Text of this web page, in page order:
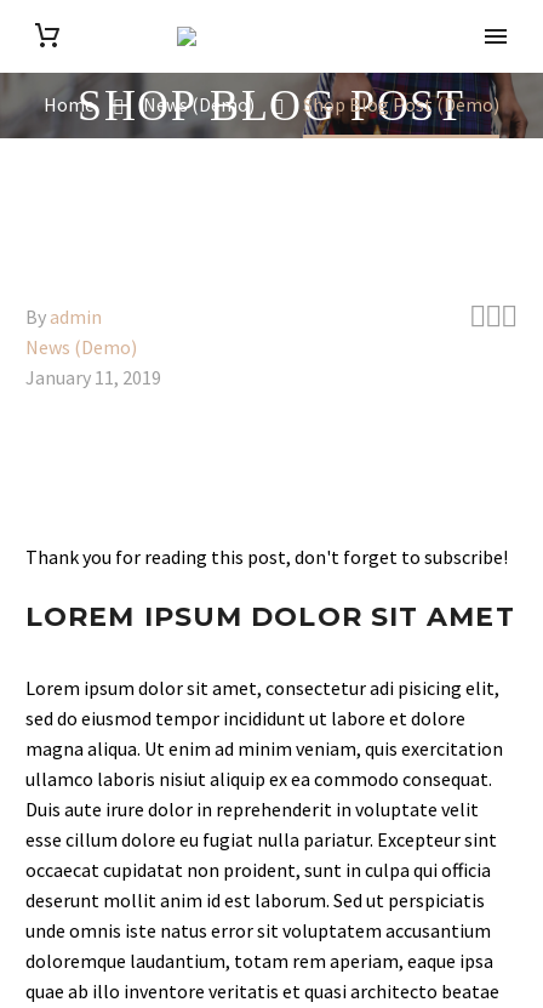
SHOP BLOG POST
Home News (Demo) Shop Blog Post (Demo)

By admin
News (Demo)
January 11, 2019
Thank you for reading this post, don't forget to subscribe!
LOREM IPSUM DOLOR SIT AMET
Lorem ipsum dolor sit amet, consectetur adi pisicing elit,
sed do eiusmod tempor incididunt ut labore et dolore
magna aliqua. Ut enim ad minim veniam, quis exercitation
ullamco laboris nisiut aliquip ex ea commodo consequat.
Duis aute irure dolor in reprehenderit in voluptate velit
esse cillum dolore eu fugiat nulla pariatur. Excepteur sint
occaecat cupidatat non proident, sunt in culpa qui officia
deserunt mollit anim id est laborum. Sed ut perspiciatis
unde omnis iste natus error sit voluptatem accusantium
doloremque laudantium, totam rem aperiam, eaque ipsa
quae ab illo inventore veritatis et quasi architecto beatae